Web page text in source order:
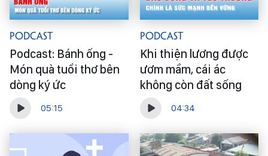
Podcast
Podcast: Bánh ống -
Món quà tuổi thơ bên
dòng ký ức
05:15
Podcast
Khi thiện lương được
ươm mầm, cái ác
không còn đất sống
04:34